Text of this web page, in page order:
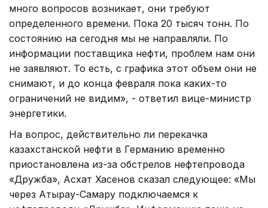
много вопросов возникает, они требуют
определенного времени. Пока 20 тысяч тонн. По
состоянию на сегодня мы не направляли. По
информации поставщика нефти, проблем нам они
не заявляют. То есть, с графика этот объем они не
снимают, и до конца февраля пока каких-то
ограничений не видим», - ответил вице-министр
энергетики.
На вопрос, действительно ли перекачка
казахстанской нефти в Германию временно
приостановлена из-за обстрелов нефтепровода
«Дружба», Асхат Хасенов сказал следующее: «Мы
через Атырау-Самару подключаемся к